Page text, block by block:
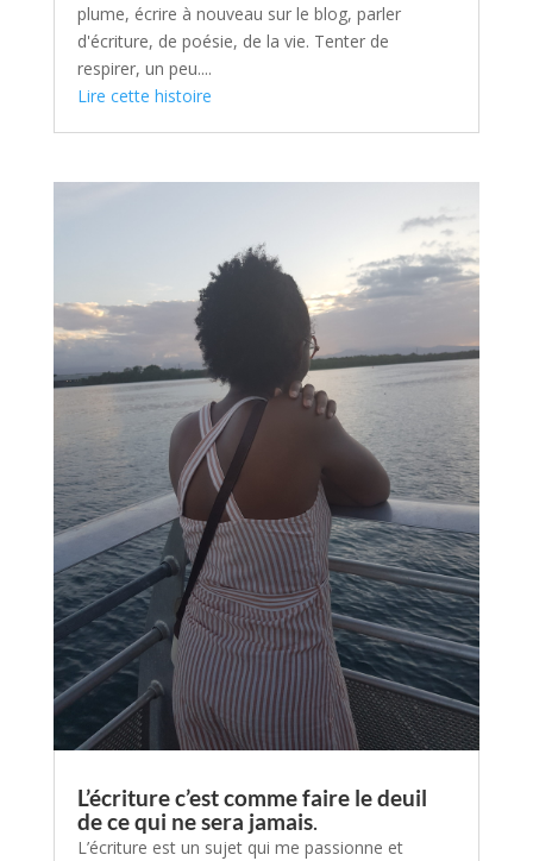
plume, écrire à nouveau sur le blog, parler
d'écriture, de poésie, de la vie. Tenter de
respirer, un peu....
Lire cette histoire
L’écriture c’est comme faire le deuil
de ce qui ne sera jamais.
L’écriture est un sujet qui me passionne et